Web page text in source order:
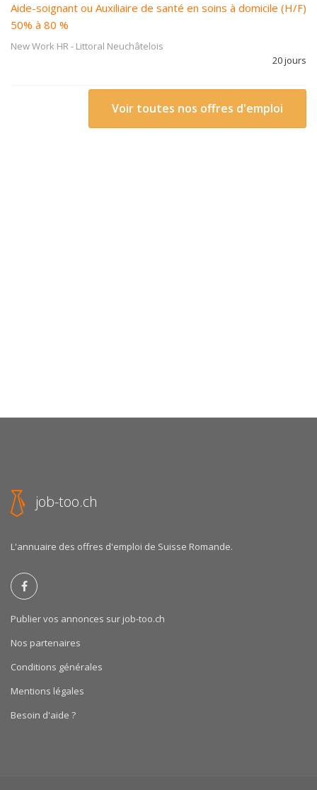
Aide-soignant ou Auxiliaire de santé en soins à domicile (H/F)
50% à 80 %
New Work HR- Littoral Neuchâtelois
20 jours
Voir toutes nos offres d'emploi
job-too.ch
L'annuaire des offres d'emploi de Suisse Romande.
Publier vos annonces sur job-too.ch
Nos partenaires
Conditions générales
Mentions légales
Besoin d'aide ?